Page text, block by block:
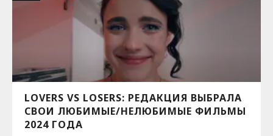
LOVERS VS LOSERS: РЕДАКЦИЯ ВЫБРАЛА
СВОИ ЛЮБИМЫЕ/НЕЛЮБИМЫЕ ФИЛЬМЫ
2024 ГОДА